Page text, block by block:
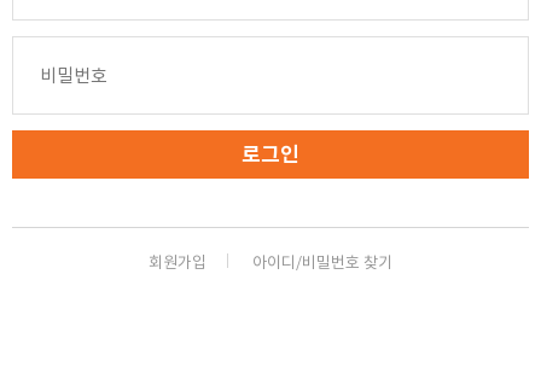
로그인
회원가입 아이디/비밀번호 찾기